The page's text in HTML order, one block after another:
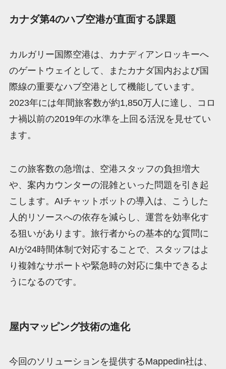
カナダ第4のハブ空港が直面する課題
カルガリー国際空港は、カナディアンロッキーへ
のゲートウェイとして、またカナダ国内および国
際線の重要なハブ空港として機能しています。
2023年には年間旅客数が約1,850万人に達し、コロ
ナ禍以前の2019年の水準を上回る活況を見せてい
ます。
この旅客数の急増は、空港スタッフの負担増大
や、案内カウンターの混雑といった問題を引き起
こします。AIチャットボットの導入は、こうした
人的リソースへの依存を減らし、運営を効率化す
る狙いがあります。旅行者からの基本的な質問に
AIが24時間体制で対応することで、スタッフはよ
り複雑なサポートや緊急時の対応に集中できるよ
うになるのです。
屋内マッピング技術の進化
今回のソリューションを提供するMappedin社は、